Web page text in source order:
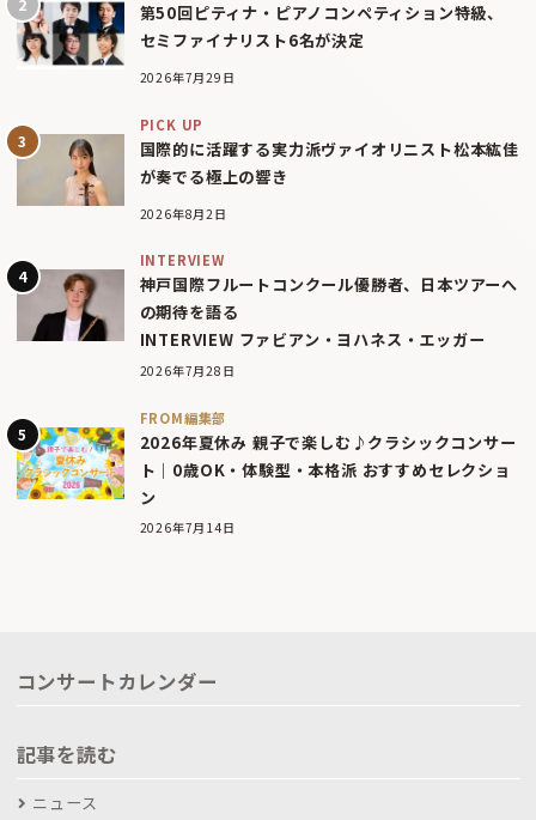
第50回ピティナ・ピアノコンペティション特級、
セミファイナリスト6名が決定
2026年7月29日
PICK UP
国際的に活躍する実力派ヴァイオリニスト松本紘佳
が奏でる極上の響き
2026年8月2日
INTERVIEW
神戸国際フルートコンクール優勝者、日本ツアーへ
の期待を語る
INTERVIEW ファビアン・ヨハネス・エッガー
2026年7月28日
FROM編集部
2026年夏休み 親子で楽しむ♪クラシックコンサー
ト｜0歳OK・体験型・本格派 おすすめセレクショ
ン
2026年7月14日
コンサートカレンダー
記事を読む
ニュース